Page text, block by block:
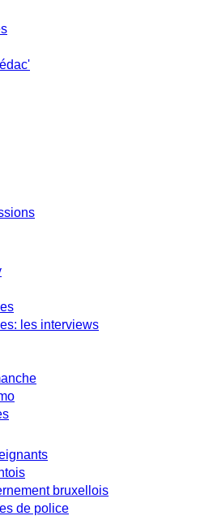
les interviews
bruxellois
de police